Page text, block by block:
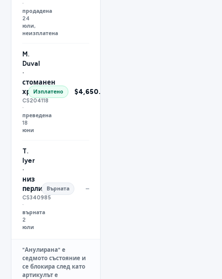
·
продадена
24
юли,
неизплатена
M.
Duval
·
стоманен
хронограф
CS204118
·
преведена
18
юни
Изплатено $4,650.00
T.
Iyer
·
низ
перли
CS340985
·
върната
2
юли
Върната –
"Анулирана" е
седмото състояние и
се блокира след като
артикулът е